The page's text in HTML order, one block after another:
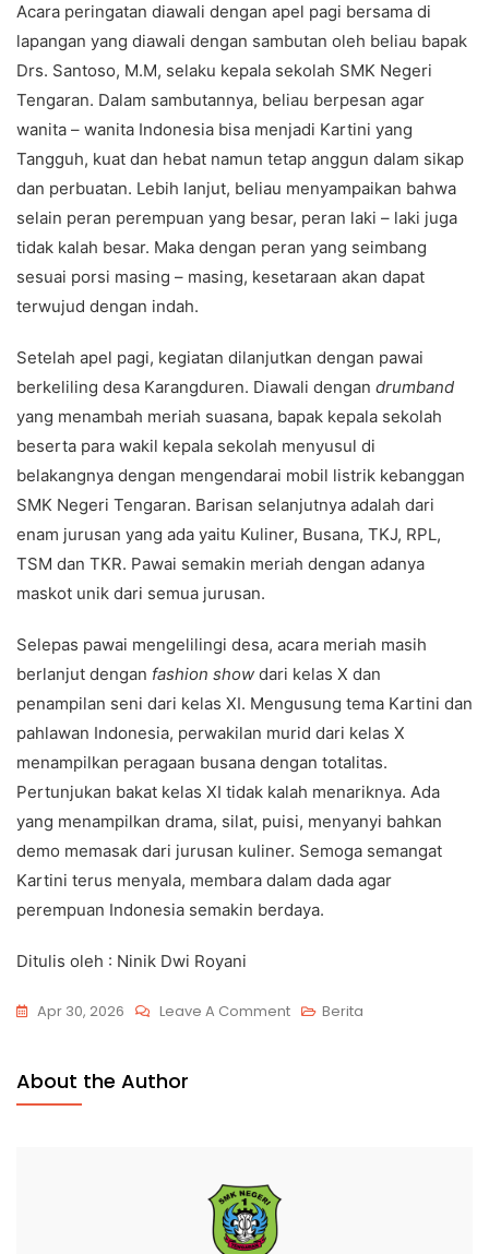
Acara peringatan diawali dengan apel pagi bersama di
lapangan yang diawali dengan sambutan oleh beliau bapak
Drs. Santoso, M.M, selaku kepala sekolah SMK Negeri
Tengaran. Dalam sambutannya, beliau berpesan agar
wanita – wanita Indonesia bisa menjadi Kartini yang
Tangguh, kuat dan hebat namun tetap anggun dalam sikap
dan perbuatan. Lebih lanjut, beliau menyampaikan bahwa
selain peran perempuan yang besar, peran laki – laki juga
tidak kalah besar. Maka dengan peran yang seimbang
sesuai porsi masing – masing, kesetaraan akan dapat
terwujud dengan indah.
Setelah apel pagi, kegiatan dilanjutkan dengan pawai
berkeliling desa Karangduren. Diawali dengan drumband
yang menambah meriah suasana, bapak kepala sekolah
beserta para wakil kepala sekolah menyusul di
belakangnya dengan mengendarai mobil listrik kebanggan
SMK Negeri Tengaran. Barisan selanjutnya adalah dari
enam jurusan yang ada yaitu Kuliner, Busana, TKJ, RPL,
TSM dan TKR. Pawai semakin meriah dengan adanya
maskot unik dari semua jurusan.
Selepas pawai mengelilingi desa, acara meriah masih
berlanjut dengan fashion show dari kelas X dan
penampilan seni dari kelas XI. Mengusung tema Kartini dan
pahlawan Indonesia, perwakilan murid dari kelas X
menampilkan peragaan busana dengan totalitas.
Pertunjukan bakat kelas XI tidak kalah menariknya. Ada
yang menampilkan drama, silat, puisi, menyanyi bahkan
demo memasak dari jurusan kuliner. Semoga semangat
Kartini terus menyala, membara dalam dada agar
perempuan Indonesia semakin berdaya.
Ditulis oleh : Ninik Dwi Royani
Apr 30, 2026 Leave A Comment Berita
About the Author